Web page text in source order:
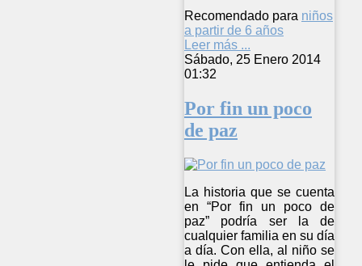
Recomendado para niños
a partir de 6 años
Leer más ...
Sábado, 25 Enero 2014
01:32
Por fin un poco
de paz
La historia que se cuenta
en “Por fin un poco de
paz” podría ser la de
cualquier familia en su día
a día. Con ella, al niño se